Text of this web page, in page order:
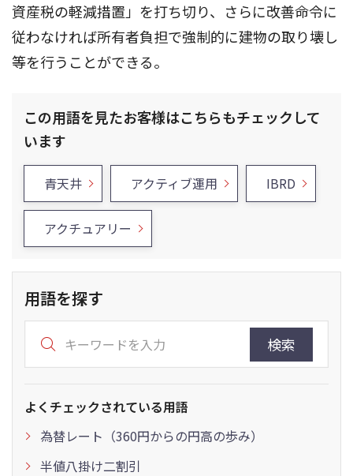
資産税の軽減措置」を打ち切り、さらに改善命令に
従わなければ所有者負担で強制的に建物の取り壊し
等を行うことができる。
この用語を見たお客様はこちらもチェックして
います
青天井 アクティブ運用 IBRD
アクチュアリー
用語を探す
検索
よくチェックされている用語
為替レート（360円からの円高の歩み）
半値八掛け二割引